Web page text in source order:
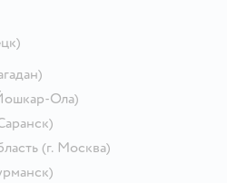
Ола)
(г. Москва)